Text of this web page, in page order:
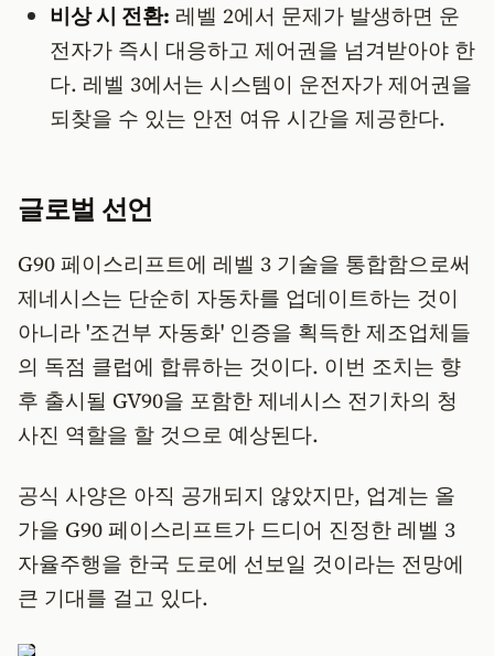
비상 시 전환: 레벨 2에서 문제가 발생하면 운
전자가 즉시 대응하고 제어권을 넘겨받아야 한
다. 레벨 3에서는 시스템이 운전자가 제어권을
되찾을 수 있는 안전 여유 시간을 제공한다.
글로벌 선언
​G90 페이스리프트에 레벨 3 기술을 통합함으로써
제네시스는 단순히 자동차를 업데이트하는 것이
아니라 '조건부 자동화' 인증을 획득한 제조업체들
의 독점 클럽에 합류하는 것이다. 이번 조치는 향
후 출시될 GV90을 포함한 제네시스 전기차의 청
사진 역할을 할 것으로 예상된다.
​공식 사양은 아직 공개되지 않았지만, 업계는 올
가을 G90 페이스리프트가 드디어 진정한 레벨 3
자율주행을 한국 도로에 선보일 것이라는 전망에
큰 기대를 걸고 있다.